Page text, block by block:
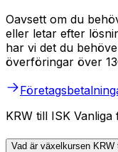
Oavsett om du
eller letar efter
har vi det du
överföringar över
KRW till ISK
Vad är växelkursen